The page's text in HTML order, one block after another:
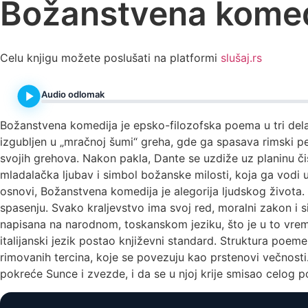
Božanstvena
Celu knjigu možete poslušati na platformi slušaj.rs
Audio odlomak
Božanstvena komedija je epsko-filozofska poema u tri
izgubljen u „mračnoj šumi“ greha, gde ga spasava rimski
svojih grehova. Nakon pakla, Dante se uzdiže uz planinu
mladalačka ljubav i simbol božanske milosti, koja ga vodi
osnovi, Božanstvena komedija je alegorija ljudskog
spasenju. Svako kraljevstvo ima svoj red, moralni zakon
napisana na narodnom, toskanskom jeziku, što je u to
italijanski jezik postao književni standard. Struktura
rimovanih tercina, koje se povezuju kao prstenovi
pokreće Sunce i zvezde, i da se u njoj krije smisao celog